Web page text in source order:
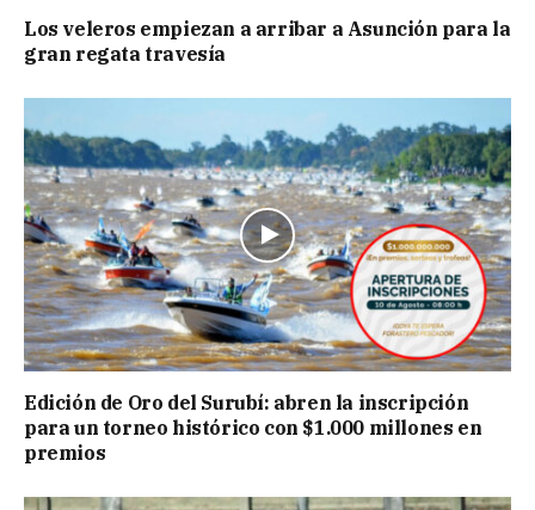
Los veleros empiezan a arribar a Asunción para la
gran regata travesía
Edición de Oro del Surubí: abren la inscripción
para un torneo histórico con $1.000 millones en
premios